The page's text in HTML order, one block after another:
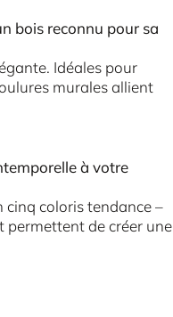
bois reconnu pour sa
Idéales pour
murales allient
à votre
cinq coloris tendance –
permettent de créer une